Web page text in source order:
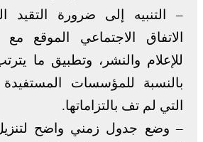
– التنبيه إلى ضرورة التقيد
الاتفاق الاجتماعي الموقع مع
للإعلام والنشر، وتطبيق ما
بالنسبة للمؤسسات
التي لم تف بالتزاماتها.
– وضع جدول زمني واضح